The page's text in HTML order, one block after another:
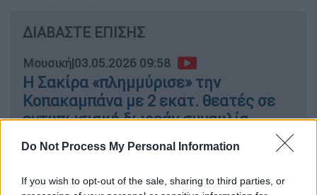
Do Not Process My Personal Information
If you wish to opt-out of the sale, sharing to third parties, or
ΔΙΑΒΑΣΤΕ ΕΠΙΣΗΣ
Μουσική|03.05.2026 09:58
Η Σακίρα «πλημμύρισε» την
Κοπακαμπάνα με 2 εκατ. θεατές σε
εντυπωσιακή δωρεάν συναυλία
«Δεν είμαστε ακόμα έτοιμοι»